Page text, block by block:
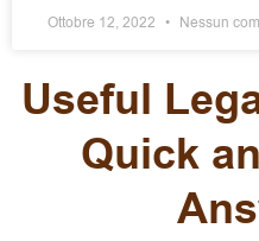
Ottobre 12, 2022 Nessun
Useful
Quick